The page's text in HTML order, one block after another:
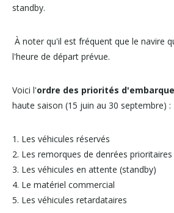
standby.
À noter qu'il est fréquent que le navire
l'heure de départ prévue.
Voici l'ordre des priorités
haute saison (15 juin au 30 septembre) :
1. Les véhicules réservés
2. Les remorques de denrées prioritaires
3. Les véhicules en attente (standby)
4. Le matériel commercial
5. Les véhicules retardataires